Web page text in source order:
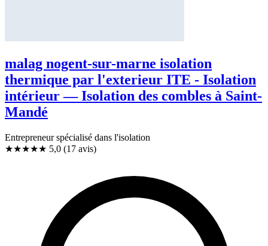
malag nogent-sur-marne isolation
thermique par l'exterieur ITE - Isolation
intérieur — Isolation des combles à Saint-
Mandé
Entrepreneur spécialisé dans l'isolation
★★★★★ 5,0 (17 avis)